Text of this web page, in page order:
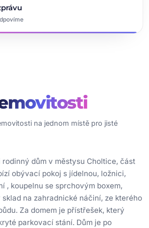
na jednom místě pro jisté
rodinný dům v městysu Choltice, část
obývací pokoj s jídelnou, ložnici,
, koupelnu se sprchovým boxem,
na zahradnické náčiní, ze kterého
Za domem je přístřešek, který
parkovací stání. Dům je po